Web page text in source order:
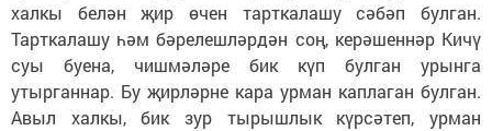
халкы белән җир өчен тарткалашу сәбәп булган.
Тарткалашу һәм бәрелешләрдән соң, керәшеннәр Кичү
суы буена, чишмәләре бик күп булган урынга
утырганнар. Бу җирләрне кара урман каплаган булган.
Авыл халкы, бик зур тырышлык күрсәтеп, урман